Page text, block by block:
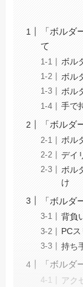
「ボル
て
ボル
ボル
ボル
手で
「ボルダ
ボル
デイ
ボル
け
「ボル
背負
PC
持ち
「ボルダ
アク